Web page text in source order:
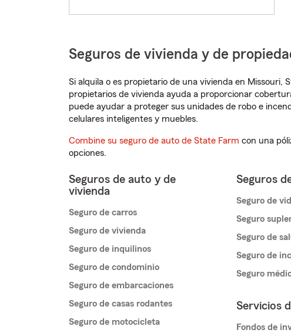
Seguros de vivienda y de
Si alquila o es propietario de una vivienda en Missouri,
propietarios de vivienda ayuda a proporcionar
puede ayudar a proteger sus unidades de robo e
celulares inteligentes y muebles.
Combine su seguro de auto de State Farm con una
opciones.
Seguros de auto y de
vivienda
Seguro de carros
Seguro de vivienda
Seguro de inquilinos
Seguro de condominio
Seguro de embarcaciones
Seguro de casas rodantes
Seguro de motocicleta
Seguros
Seguro de
Seguro
Seguro de
Seguro de
Seguro
Servicios
Fondos de